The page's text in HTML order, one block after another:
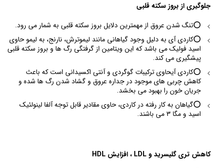
جلوگیری از بروز سکته قلبی
⭕️تنگ شدن عروق از مهمترین دلایل بروز سکته قلبی به شمار می رود.
⭕️کاردی آی به دلیل وجود گیاهانی مانند لیموترش، نارنج، به لیمو حاوی
اسید فولیک می باشد که این ویتامین از گرفتگی رگ ها و بروز سکته قلبی
پیشگیری می کند.
⭕️کاردی آیحاوی ترکیبات گوگردی و آنتی اکسیدانی است که باعث
کاهش چربی های موجود در جداره عروق و گشاد شدن رگ ها شده و
جریان خون را بهبود می بخشد.
⭕️گیاهان به کار رفته در کاردی، حاوی مقادیر قابل توجه آلفا لینولئیک
اسید و مگا ۳ می باشند.
کاهش تری گلیسرید و LDL ، افزایش HDL